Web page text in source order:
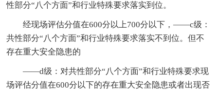
性部分“八个方面”和行业特殊要求落实到位。
经现场评估分值在600分以上700分以下，――c级：
共性部分“八个方面”和行业特殊要求落实不到位。但不
存在重大安全隐患的
――d级：对共性部分“八个方面”和行业特殊要求现
场评估分值在600分以下的存在重大安全隐患或者出现否